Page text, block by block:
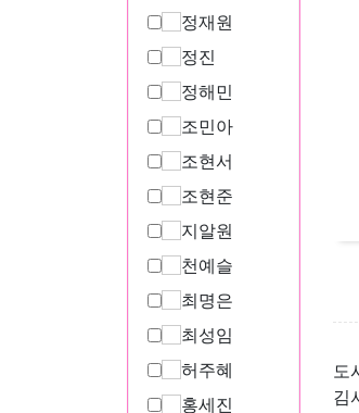
정재원
정진
정해민
조민아
조현서
조현준
지알원
천예슬
최명은
최성임
허주혜
홍세진
도
김